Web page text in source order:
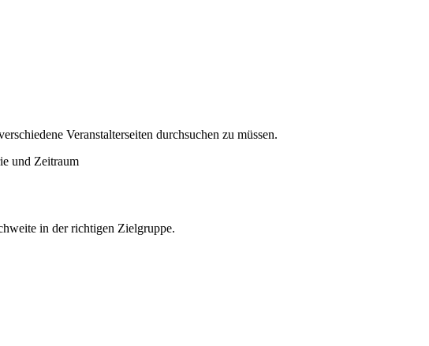
Veranstalterseiten durchsuchen zu müssen.
und Zeitraum
in der richtigen Zielgruppe.